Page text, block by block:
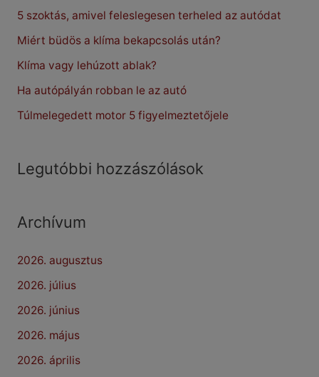
h
f
o
r
5 szoktás, amivel feleslegesen terheled az autódat
Miért büdös a klíma bekapcsolás után?
Klíma vagy lehúzott ablak?
Ha autópályán robban le az autó
Túlmelegedett motor 5 figyelmeztetőjele
Legutóbbi hozzászólások
Archívum
2026. augusztus
2026. július
2026. június
2026. május
2026. április